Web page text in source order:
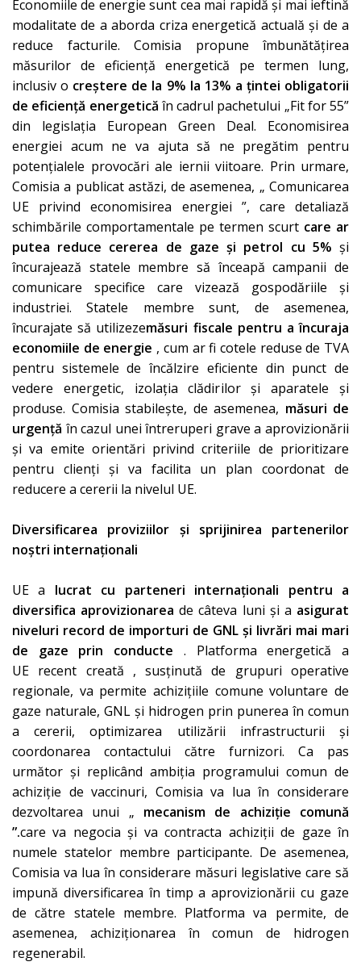
Economiile de energie sunt cea mai rapidă și mai ieftină
modalitate de a aborda criza energetică actuală și de a
reduce facturile. Comisia propune îmbunătățirea
măsurilor de eficiență energetică pe termen lung,
inclusiv o creștere de la 9% la 13% a țintei obligatorii
de eficiență energetică în cadrul pachetului „Fit for 55”
din legislația European Green Deal. Economisirea
energiei acum ne va ajuta să ne pregătim pentru
potențialele provocări ale iernii viitoare. Prin urmare,
Comisia a publicat astăzi, de asemenea, „ Comunicarea
UE privind economisirea energiei ”, care detaliază
schimbările comportamentale pe termen scurt care ar
putea reduce cererea de gaze și petrol cu ​​5% și
încurajează statele membre să înceapă campanii de
comunicare specifice care vizează gospodăriile și
industriei. Statele membre sunt, de asemenea,
încurajate să utilizezemăsuri fiscale pentru a încuraja
economiile de energie , cum ar fi cotele reduse de TVA
pentru sistemele de încălzire eficiente din punct de
vedere energetic, izolația clădirilor și aparatele și
produse. Comisia stabilește, de asemenea, măsuri de
urgență în cazul unei întreruperi grave a aprovizionării
și va emite orientări privind criteriile de prioritizare
pentru clienți și va facilita un plan coordonat de
reducere a cererii la nivelul UE.
Diversificarea proviziilor și sprijinirea partenerilor
noștri internaționali
UE a lucrat cu parteneri internaționali pentru a
diversifica aprovizionarea de câteva luni și a asigurat
niveluri record de importuri de GNL și livrări mai mari
de gaze prin conducte . Platforma energetică a
UE recent creată , susținută de grupuri operative
regionale, va permite achizițiile comune voluntare de
gaze naturale, GNL și hidrogen prin punerea în comun
a cererii, optimizarea utilizării infrastructurii și
coordonarea contactului către furnizori. Ca pas
următor și replicând ambiția programului comun de
achiziție de vaccinuri, Comisia va lua în considerare
dezvoltarea unui „ mecanism de achiziție comună
”.care va negocia și va contracta achiziții de gaze în
numele statelor membre participante. De asemenea,
Comisia va lua în considerare măsuri legislative care să
impună diversificarea în timp a aprovizionării cu gaze
de către statele membre. Platforma va permite, de
asemenea, achiziționarea în comun de hidrogen
regenerabil.